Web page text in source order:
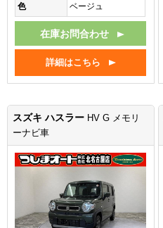
色
ベージュ
在庫お問合わせ
詳細はこちら
スズキ ハスラー HV G メモリ
ーナビ車